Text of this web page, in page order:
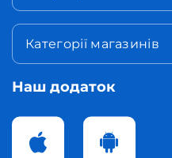
Категорії магазинів
Наш додаток